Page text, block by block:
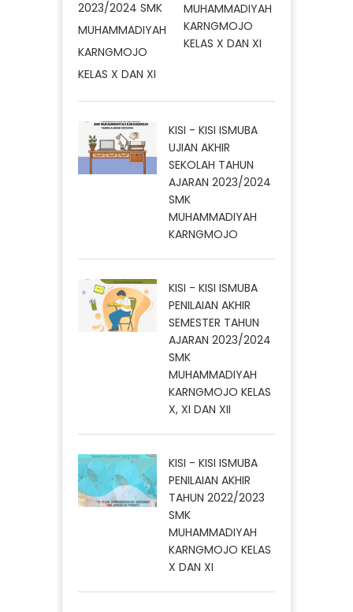
MUHAMMADIYAH
KARNGMOJO
KELAS X DAN XI
KISI - KISI ISMUBA
UJIAN AKHIR
SEKOLAH TAHUN
AJARAN 2023/2024
SMK
MUHAMMADIYAH
KARNGMOJO
KISI - KISI ISMUBA
PENILAIAN AKHIR
SEMESTER TAHUN
AJARAN 2023/2024
SMK
MUHAMMADIYAH
KARNGMOJO KELAS
X, XI DAN XII
KISI - KISI ISMUBA
PENILAIAN AKHIR
TAHUN 2022/2023
SMK
MUHAMMADIYAH
KARNGMOJO KELAS
X DAN XI